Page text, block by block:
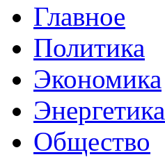
Главное
Политика
Экономика
Энергетика
Общество